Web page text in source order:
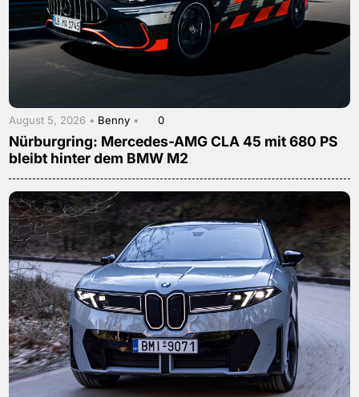
August 5, 2026 • Benny • 0
Nürburgring: Mercedes-AMG CLA 45 mit 680 PS
bleibt hinter dem BMW M2